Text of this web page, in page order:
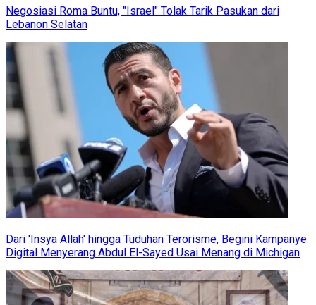
Negosiasi Roma Buntu, "Israel" Tolak Tarik Pasukan dari
Lebanon Selatan
Dari 'Insya Allah' hingga Tuduhan Terorisme, Begini Kampanye
Digital Menyerang Abdul El-Sayed Usai Menang di Michigan